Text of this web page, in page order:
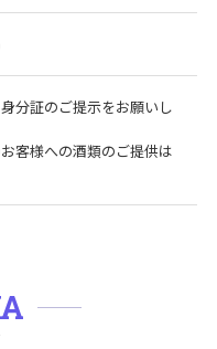
分証のご提示をお願いし
客様への酒類のご提供は